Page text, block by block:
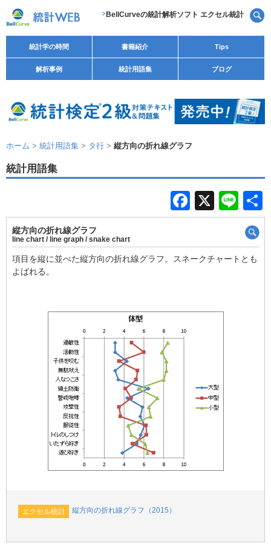
BellCurveの統計解析ソフト エクセル統計
統計学の時間 書籍紹介 Tips
解析事例 統計用語集 ブログ
ホーム > 統計用語集 > タ行 > 縦方向の折れ線グラフ
統計用語集
F
a
e
o
X
Li
n
e
縦方向の折れ線グラフ
line chart / line graph / snake chart
項目を縦に並べた縦方向の折れ線グラフ。スネークチャートとも
よばれる。
エクセル統計 縦方向の折れ線グラフ（2015）